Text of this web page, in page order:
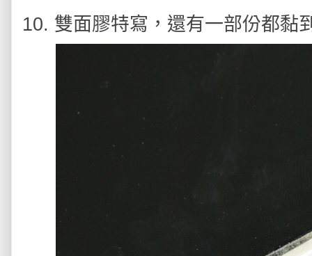
10. 雙面膠特寫，還有一部份都黏